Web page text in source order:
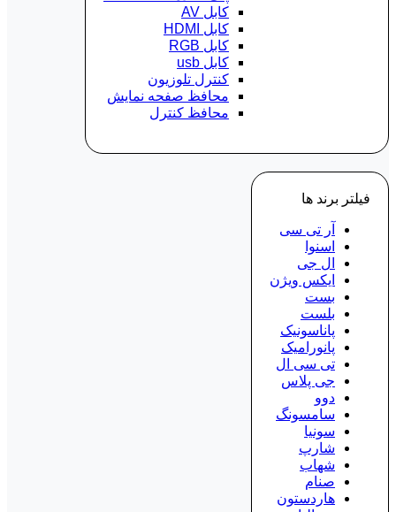
کابل AV
کابل HDMI
کابل RGB
کابل usb
کنترل تلوزیون
محافظ صفحه نمایش
محافظ کنترل
فیلتر برند ها
آر تی سی
اسنوا
ال جی
ایکس ویژن
بست
بلست
پاناسونیک
پانورامیک
تی سی ال
جی پلاس
دوو
سامسونگ
سونیا
شارپ
شهاب
صنام
هاردستون